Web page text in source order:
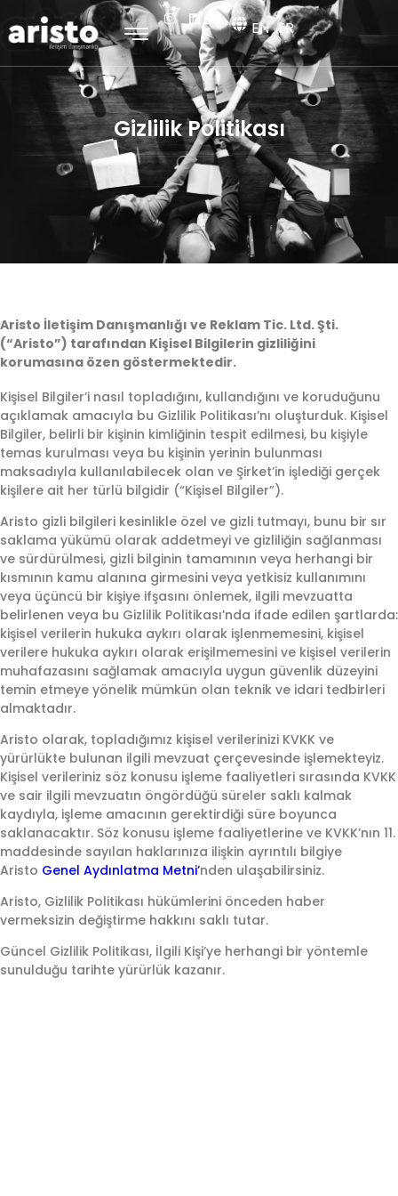
EN TR
Gizlilik Politikası
Aristo İletişim Danışmanlığı ve Reklam Tic. Ltd. Şti.
(“Aristo”) tarafından Kişisel Bilgilerin gizliliğini
korumasına özen göstermektedir.
Kişisel Bilgiler’i nasıl topladığını, kullandığını ve koruduğunu
açıklamak amacıyla bu Gizlilik Politikası’nı oluşturduk. Kişisel
Bilgiler, belirli bir kişinin kimliğinin tespit edilmesi, bu kişiyle
temas kurulması veya bu kişinin yerinin bulunması
maksadıyla kullanılabilecek olan ve Şirket’in işlediği gerçek
kişilere ait her türlü bilgidir (“Kişisel Bilgiler”).
Aristo gizli bilgileri kesinlikle özel ve gizli tutmayı, bunu bir sır
saklama yükümü olarak addetmeyi ve gizliliğin sağlanması
ve sürdürülmesi, gizli bilginin tamamının veya herhangi bir
kısmının kamu alanına girmesini veya yetkisiz kullanımını
veya üçüncü bir kişiye ifşasını önlemek, ilgili mevzuatta
belirlenen veya bu Gizlilik Politikası’nda ifade edilen şartlarda:
kişisel verilerin hukuka aykırı olarak işlenmemesini, kişisel
verilere hukuka aykırı olarak erişilmemesini ve kişisel verilerin
muhafazasını sağlamak amacıyla uygun güvenlik düzeyini
temin etmeye yönelik mümkün olan teknik ve idari tedbirleri
almaktadır.
Aristo olarak, topladığımız kişisel verilerinizi KVKK ve
yürürlükte bulunan ilgili mevzuat çerçevesinde işlemekteyiz.
Kişisel verileriniz söz konusu işleme faaliyetleri sırasında KVKK
ve sair ilgili mevzuatın öngördüğü süreler saklı kalmak
kaydıyla, işleme amacının gerektirdiği süre boyunca
saklanacaktır. Söz konusu işleme faaliyetlerine ve KVKK’nın 11.
maddesinde sayılan haklarınıza ilişkin ayrıntılı bilgiye
Aristo Genel Aydınlatma Metni’nden ulaşabilirsiniz.
Aristo, Gizlilik Politikası hükümlerini önceden haber
vermeksizin değiştirme hakkını saklı tutar.
Güncel Gizlilik Politikası, İlgili Kişi’ye herhangi bir yöntemle
sunulduğu tarihte yürürlük kazanır.